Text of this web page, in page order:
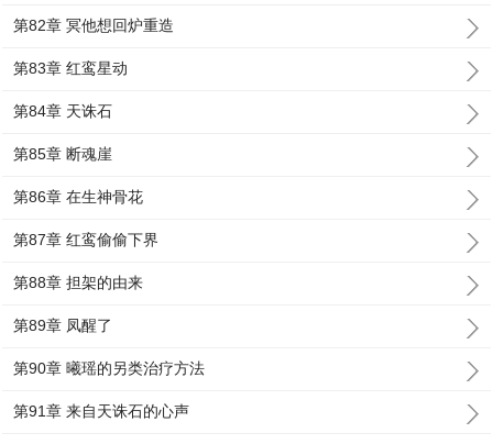
第82章 冥他想回炉重造
第83章 红鸾星动
第84章 天诛石
第85章 断魂崖
第86章 在生神骨花
第87章 红鸾偷偷下界
第88章 担架的由来
第89章 凤醒了
第90章 曦瑶的另类治疗方法
第91章 来自天诛石的心声